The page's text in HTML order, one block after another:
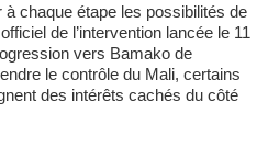
à chaque étape les possibilités de
de l’intervention lancée le 11
vers Bamako de
le contrôle du Mali, certains
des intérêts cachés du côté